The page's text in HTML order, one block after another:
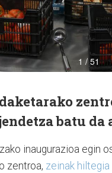
batu
inaugurazioa egin
zentroa, zeinak